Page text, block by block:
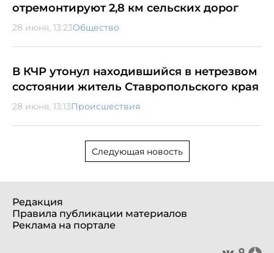
отремонтируют 2,8 км сельских дорог
28 июня, 13:23Общество
В КЧР утонул находившийся в нетрезвом
состоянии житель Ставропольского края
28 июня, 13:13Происшествия
Следующая новость
Редакция
Правила публикации материалов
Реклама на портале